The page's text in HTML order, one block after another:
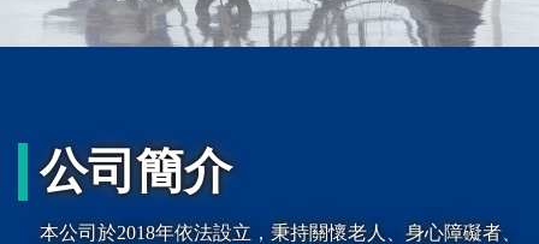
公司簡介
本公司於2018年依法設立，秉持關懷老人、身心障礙者、